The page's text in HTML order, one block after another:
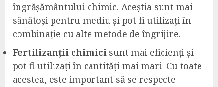
îngrășământului chimic. Aceștia sunt mai
sănătoși pentru mediu și pot fi utilizați în
combinație cu alte metode de îngrijire.
Fertilizanții chimici sunt mai eficienți și
pot fi utilizați în cantități mai mari. Cu toate
acestea, este important să se respecte